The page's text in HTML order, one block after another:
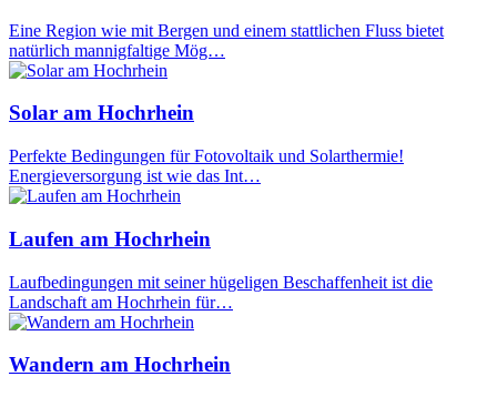
Eine Region wie mit Bergen und einem stattlichen Fluss bietet
natürlich mannigfaltige Mög…
Solar am Hochrhein
Perfekte Bedingungen für Fotovoltaik und Solarthermie!
Energieversorgung ist wie das Int…
Laufen am Hochrhein
Laufbedingungen mit seiner hügeligen Beschaffenheit ist die
Landschaft am Hochrhein für…
Wandern am Hochrhein